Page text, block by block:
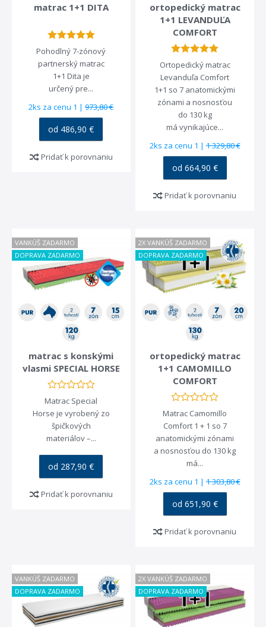
matrac 1+1 DITA
Pohodlný 7-zónový
partnerský matrac
1+1 Dita je
určený pre...
2ks za cenu 1 |973,80 €
od 486,90 €
Pridať k porovnaniu
ortopedický matrac
1+1 LEVANDUĽA
COMFORT
Ortopedický matrac
Levanduľa Comfort
1+1 so 7 anatomickými
zónami a nosnosťou
do 130 kg
má vynikajúce...
2ks za cenu 1 |1 329,80 €
od 664,90 €
Pridať k porovnaniu
VANKÚŠ ZADARMO
DOPRAVA ZADARMO
matrac s konskými
vlasmi SPECIAL HORSE
Matrac Special
Horse je vyrobený zo
špičkových
materiálov –...
od 287,90 €
Pridať k porovnaniu
2X VANKÚŠ ZADARMO
DOPRAVA ZADARMO
ortopedický matrac
1+1 CAMOMILLO
COMFORT
Matrac Camomillo
Comfort 1 + 1 so 7
anatomickými zónami
a nosnosťou do 130 kg
má...
2ks za cenu 1 |1 303,80 €
od 651,90 €
Pridať k porovnaniu
VANKÚŠ ZADARMO
DOPRAVA ZADARMO
2X VANKÚŠ ZADARMO
DOPRAVA ZADARMO